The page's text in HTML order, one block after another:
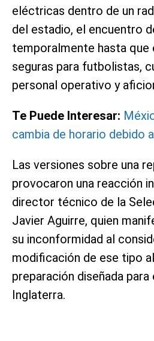
eléctricas dentro de un
del estadio, el encuentro
temporalmente hasta que
seguras para futbolistas,
personal operativo y
Te Puede Interesar:
cambia de horario debido
Las versiones sobre una
provocaron una reacción
director técnico de la
Javier Aguirre, quien
su inconformidad al
modificación de ese tipo
preparación diseñada
Inglaterra.